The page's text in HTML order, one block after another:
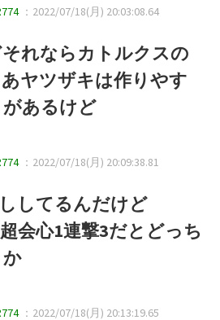
：2022/07/18(月) 20:03:08.64
れならカトルクスの
ヤツザキは作りやす
あるけど
：2022/07/18(月) 20:09:38.81
してるんだけど
会心1連撃3だとどっち
：2022/07/18(月) 20:13:19.65